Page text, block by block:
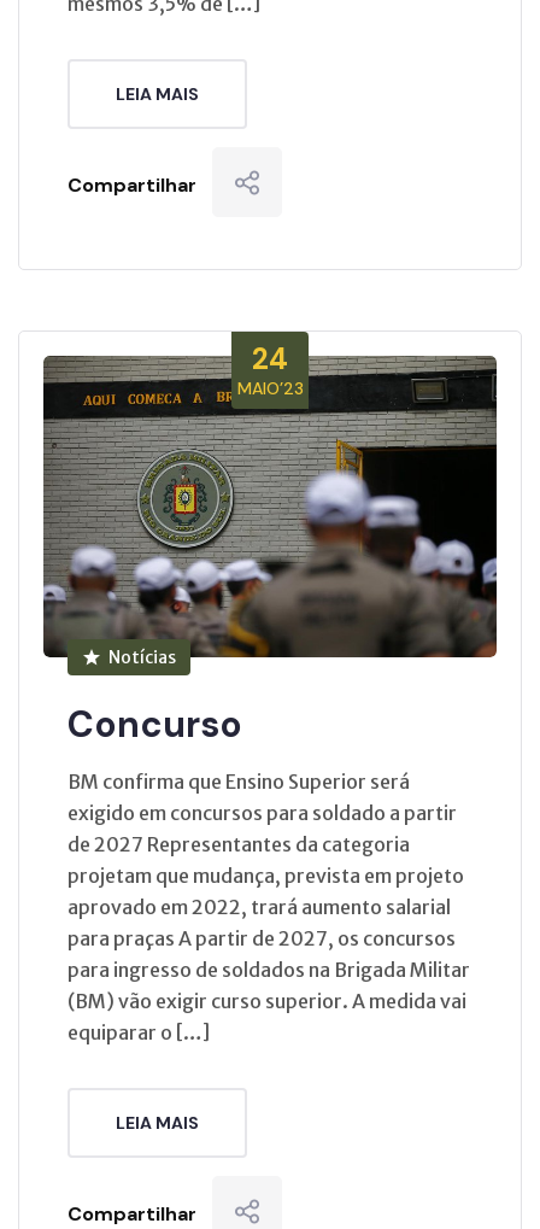
LEIA MAIS
Compartilhar
24
MAIO’23
Notícias
Concurso
BM confirma que Ensino Superior será
exigido em concursos para soldado a partir
de 2027 Representantes da categoria
projetam que mudança, prevista em projeto
aprovado em 2022, trará aumento salarial
para praças A partir de 2027, os concursos
para ingresso de soldados na Brigada Militar
(BM) vão exigir curso superior. A medida vai
equiparar o […]
LEIA MAIS
Compartilhar